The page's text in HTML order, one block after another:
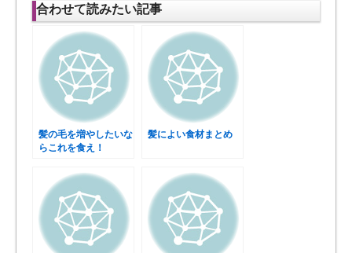
合わせて読みたい記事
髪の毛を増やしたいな
らこれを食え！
髪によい食材まとめ